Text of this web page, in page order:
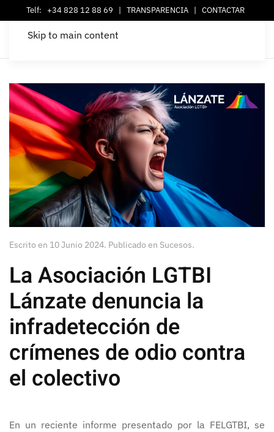
Telf: +34 828 12 88 69 | TRANSPARENCIA | CONTACTAR
Skip to main content
Escrito en 10 Junio 2024. Publicado en Sucesos.
La Asociación LGTBI
Lánzate denuncia la
infradetección de
crímenes de odio contra
el colectivo
En un reciente informe presentado por la FELGTBI, se